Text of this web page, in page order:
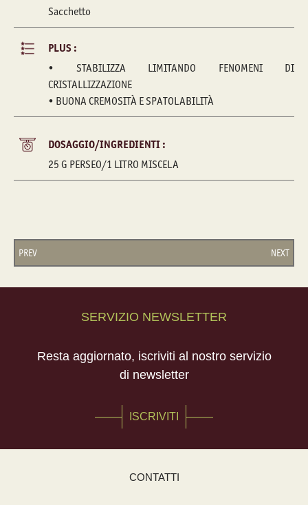
Sacchetto
PLUS :
• STABILIZZA LIMITANDO FENOMENI DI
CRISTALLIZZAZIONE
• BUONA CREMOSITÀ E SPATOLABILITÀ
DOSAGGIO/INGREDIENTI :
25 G PERSEO/1 LITRO MISCELA
PREV NEXT
SERVIZIO NEWSLETTER
Resta aggiornato, iscriviti al nostro servizio
di newsletter
ISCRIVITI
CONTATTI